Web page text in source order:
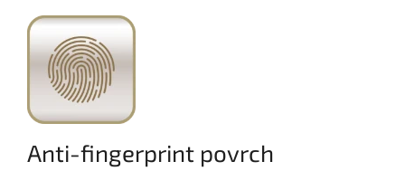
Anti-fingerprint povrch